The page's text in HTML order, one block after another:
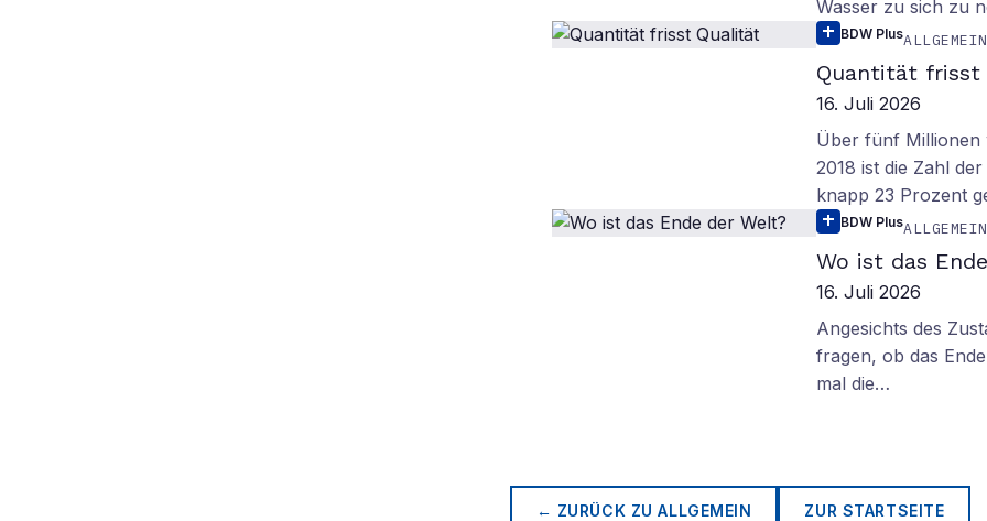
Wasser zu sich zu
BDW PlusALLGEMEIN
Quantität frisst
16. Juli 2026
Über fünf Millionen
2018 ist die Zahl
knapp 23 Prozent
BDW PlusALLGEMEIN
Wo ist das
16. Juli 2026
Angesichts des
fragen, ob das
mal die…
← ZURÜCK ZUALLGEMEIN ZUR STARTSEITE